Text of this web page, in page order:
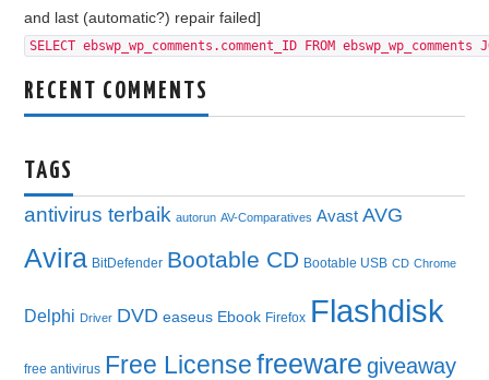
and last (automatic?) repair failed]
SELECT ebswp_wp_comments.comment_ID FROM
RECENT COMMENTS
TAGS
antivirus terbaik autorun AV-Comparatives Avast AVG
Avira BitDefender Bootable CD Bootable USB CD Chrome
Delphi Driver DVD easeus Ebook Firefox Flashdisk
free antivirus Free License freeware giveaway